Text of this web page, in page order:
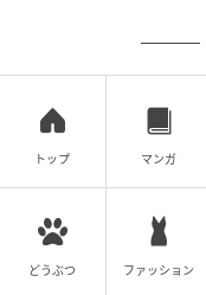
michill
トップ マンガ
どうぶつ ファッション